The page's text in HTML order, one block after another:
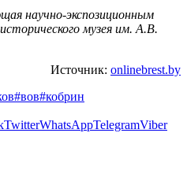
научно-экспозиционным
музея им. А.В.
Источник: onlinebrest.by
#вов#кобрин
TwitterWhatsAppTelegramViber